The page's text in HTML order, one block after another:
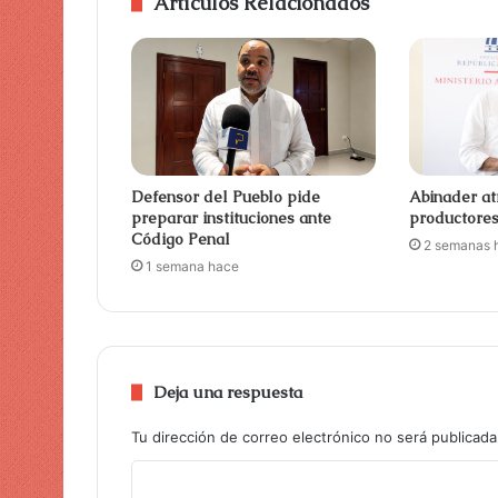
Defensor del Pueblo pide
preparar instituciones ante
Código Penal
1 semana hace
Abinader
productores
2 semanas
Deja una respuesta
Tu dirección de correo electrónico no será